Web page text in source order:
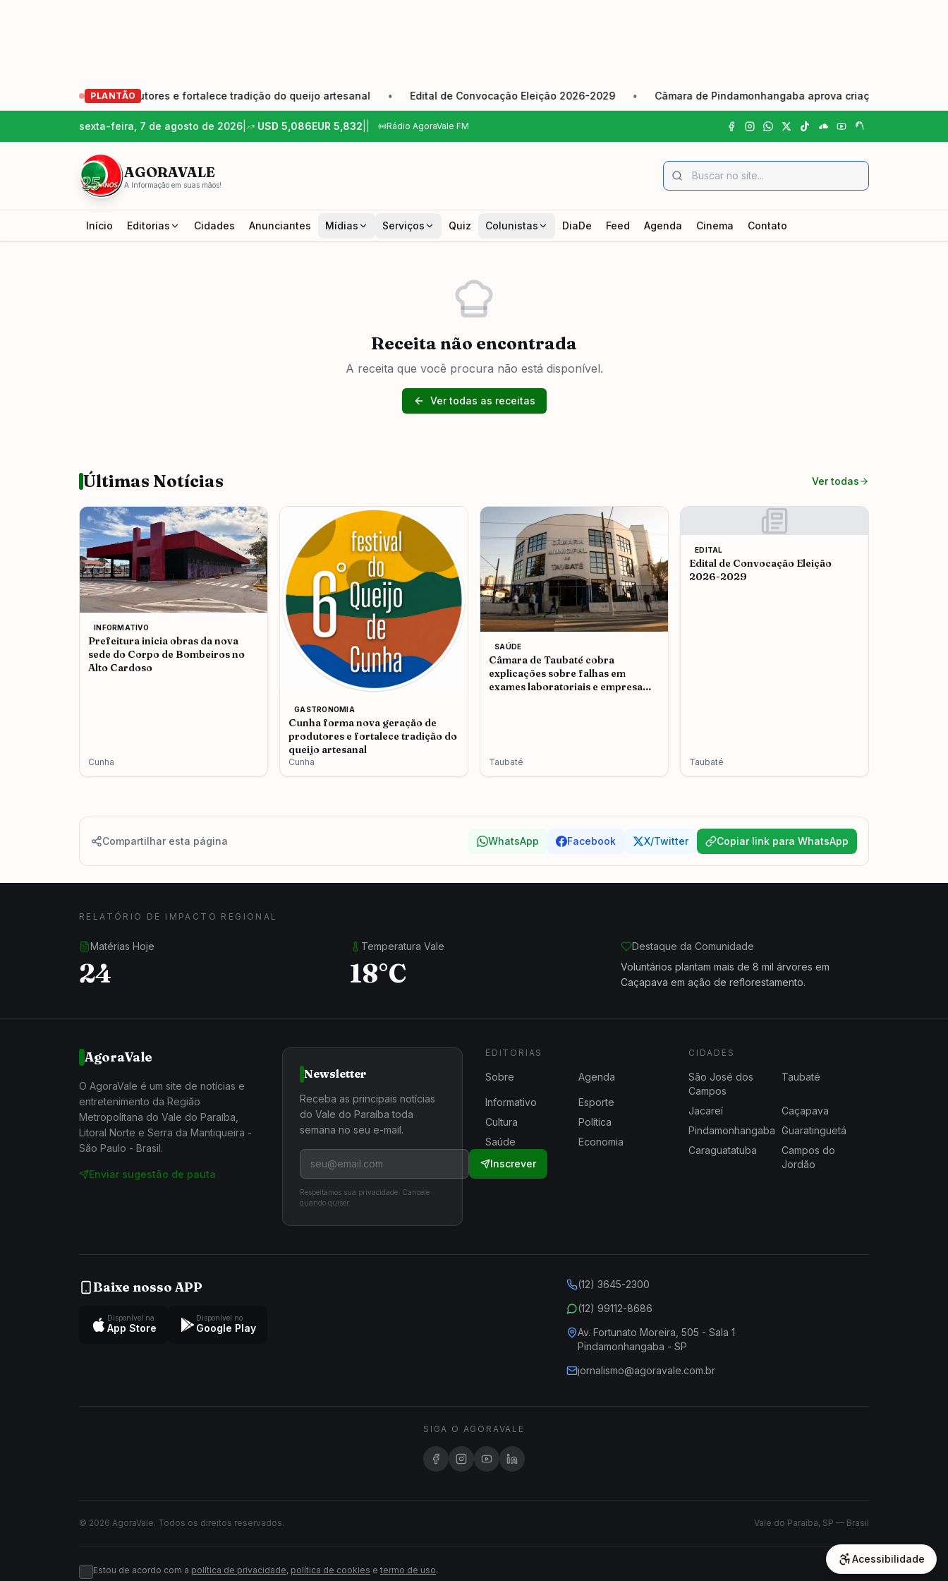
PLANTÃO
nova geração de produtores e fortalece tradição do queijo artesanal • Edital de Convocação Eleição 2026-2029 • Câmara de Pindamonhangaba aprova criação do Dia Municipal
sexta-feira, 7 de agosto de 2026 USD 5,086EUR 5,832 Rádio AgoraVale FM
AGORAVALE
A Informação em suas mãos!
Início Editorias Cidades Anunciantes Mídias Serviços Quiz Colunistas DiaDe Feed Agenda Cinema Contato
Receita não encontrada
A receita que você procura não está disponível.
Ver todas as receitas
Últimas Notícias Ver todas
INFORMATIVO
Prefeitura inicia obras da nova
sede do Corpo de Bombeiros no
Alto Cardoso
Cunha
GASTRONOMIA
Cunha forma nova geração de
produtores e fortalece tradição do
queijo artesanal
Cunha
SAÚDE
Câmara de Taubaté cobra
explicações sobre falhas em
exames laboratoriais e empresa
Taubaté
EDITAL
Edital de Convocação Eleição
2026-2029
Taubaté
Compartilhar esta página WhatsApp Facebook X/Twitter Copiar link para WhatsApp
RELATÓRIO DE IMPACTO REGIONAL
Matérias Hoje
24
Temperatura Vale
18°C
Destaque da Comunidade
Voluntários plantam mais de 8 mil árvores em
Caçapava em ação de reflorestamento.
AgoraVale
O AgoraVale é um site de notícias e
entretenimento da Região
Metropolitana do Vale do Paraíba,
Litoral Norte e Serra da Mantiqueira -
São Paulo - Brasil.
Enviar sugestão de pauta
Newsletter
Receba as principais notícias
do Vale do Paraíba toda
semana no seu e-mail.
Inscrever
Respeitamos sua privacidade. Cancele
quando quiser.
EDITORIAS
Sobre Agenda
Informativo
Esporte
Cultura
Política
Saúde
Economia
CIDADES
São José dos
Campos
Taubaté
Jacareí
Caçapava
Pindamonhangaba Guaratinguetá
Caraguatatuba
Campos do
Jordão
Baixe nosso APP
Disponível na
App Store
Disponível no
Google Play
(12) 3645-2300
(12) 99112-8686
Av. Fortunato Moreira, 505 - Sala 1
Pindamonhangaba - SP
jornalismo@agoravale.com.br
SIGA O AGORAVALE
© 2026 AgoraVale. Todos os direitos reservados. Vale do Paraíba, SP — Brasil
Estou de acordo com a política de privacidade, política de cookies e termo de uso.
Acessibilidade